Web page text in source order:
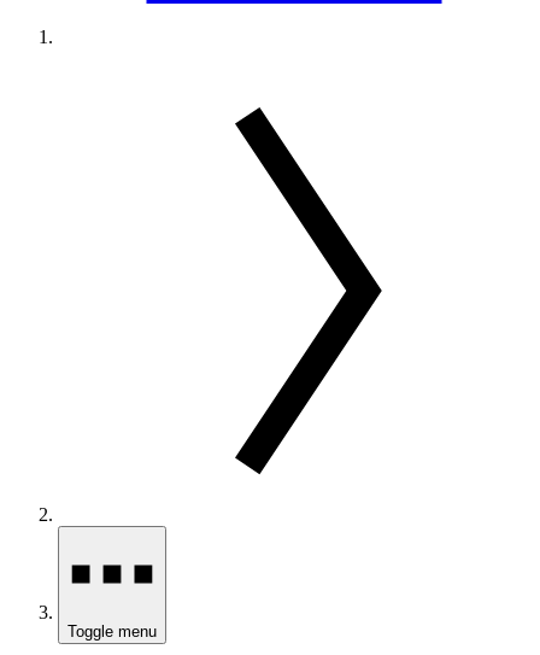
Toggle menu